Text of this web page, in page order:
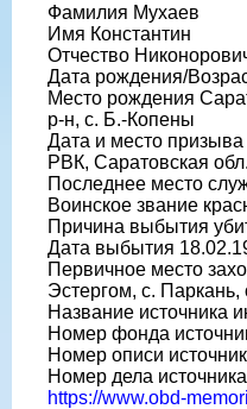
Фамилия Мухаев
Имя Константин
Отчество
Дата рождения/
Место рождения
р-н, с. Б.-Копены
Дата и место
РВК, Саратовская
Последнее место
Воинское звание
Причина выбытия
Дата выбытия
Первичное место
Эстергом, с. Паркань,
Название
Номер фонда
Номер описи
Номер дела
https://www.obd-